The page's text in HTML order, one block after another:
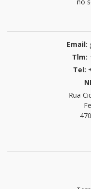
Email:
Tlm:
Tel:
Rua